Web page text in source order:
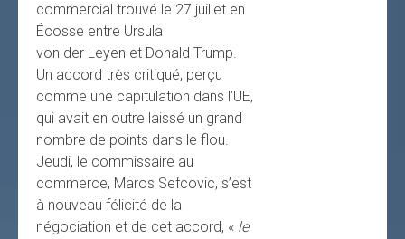
commercial trouvé le 27 juillet en
Écosse entre Ursula
von der Leyen et Donald Trump.
Un accord très critiqué, perçu
comme une capitulation dans l’UE,
qui avait en outre laissé un grand
nombre de points dans le flou.
Jeudi, le commissaire au
commerce, Maros Sefcovic, s’est
à nouveau félicité de la
négociation et de cet accord, « le